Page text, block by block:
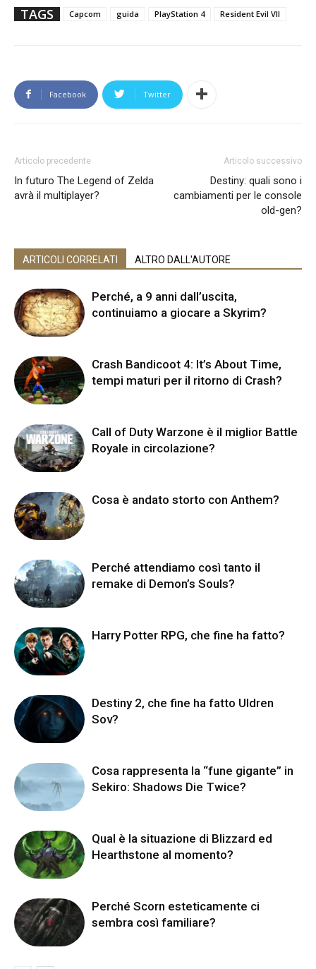
TAGS Capcom guida PlayStation 4 Resident Evil VII
Facebook Twitter
Articolo precedente
In futuro The Legend of Zelda
avrà il multiplayer?
Articolo successivo
Destiny: quali sono i
cambiamenti per le console
old-gen?
ARTICOLI CORRELATI ALTRO DALL'AUTORE
Perché, a 9 anni dall’uscita,
continuiamo a giocare a Skyrim?
Crash Bandicoot 4: It’s About Time,
tempi maturi per il ritorno di Crash?
Call of Duty Warzone è il miglior Battle
Royale in circolazione?
Cosa è andato storto con Anthem?
Perché attendiamo così tanto il
remake di Demon’s Souls?
Harry Potter RPG, che fine ha fatto?
Destiny 2, che fine ha fatto Uldren
Sov?
Cosa rappresenta la “fune gigante” in
Sekiro: Shadows Die Twice?
Qual è la situazione di Blizzard ed
Hearthstone al momento?
Perché Scorn esteticamente ci
sembra così familiare?